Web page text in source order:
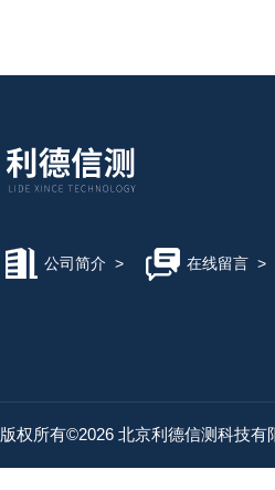
公司简介 > 在线留言>
版权所有©2026 北京利德信测科技